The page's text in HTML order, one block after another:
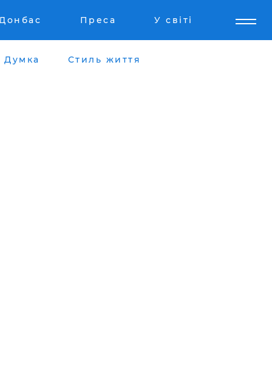
Преса У світі
Думка Стиль життя